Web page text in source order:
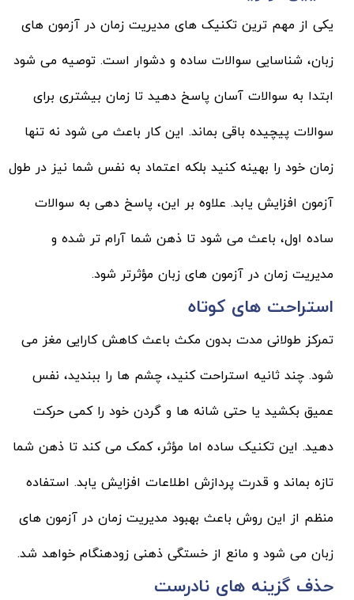
یکی از مهم ترین تکنیک های مدیریت زمان در آزمون های
زبان، شناسایی سوالات ساده و دشوار است. توصیه می شود
ابتدا به سوالات آسان پاسخ دهید تا زمان بیشتری برای
سوالات پیچیده باقی بماند. این کار باعث می شود نه تنها
زمان خود را بهینه کنید بلکه اعتماد به نفس شما نیز در طول
آزمون افزایش یابد. علاوه بر این، پاسخ دهی به سوالات
ساده اول، باعث می شود تا ذهن شما آرام تر شده و
مدیریت زمان در آزمون های زبان مؤثرتر شود.
استراحت های کوتاه
تمرکز طولانی مدت بدون مکث باعث کاهش کارایی مغز می
شود. چند ثانیه استراحت کنید، چشم ها را ببندید، نفس
عمیق بکشید یا حتی شانه ها و گردن خود را کمی حرکت
دهید. این تکنیک ساده اما مؤثر، کمک می کند تا ذهن شما
تازه بماند و قدرت پردازش اطلاعات افزایش یابد. استفاده
منظم از این روش باعث بهبود مدیریت زمان در آزمون های
زبان می شود و مانع از خستگی ذهنی زودهنگام خواهد شد.
حذف گزینه های نادرست